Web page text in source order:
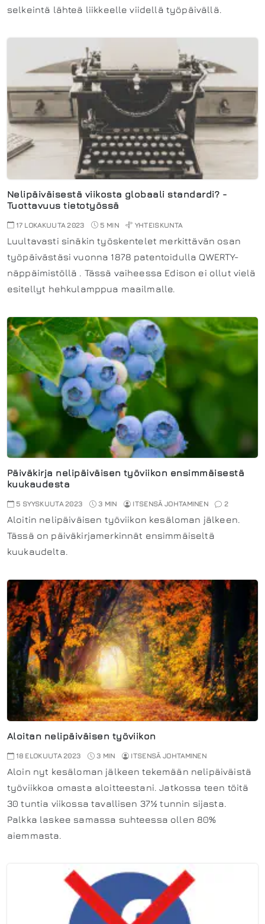
selkeintä lähteä liikkeelle viidellä työpäivällä.
Nelipäiväisestä viikosta globaali standardi? -
Tuottavuus tietotyössä
17 LOKAKUUTA 2023 5 MIN YHTEISKUNTA
Luultavasti sinäkin työskentelet merkittävän osan
työpäivästäsi vuonna 1878 patentoidulla QWERTY-
näppäimistöllä . Tässä vaiheessa Edison ei ollut vielä
esitellyt hehkulamppua maailmalle.
Päiväkirja nelipäiväisen työviikon ensimmäisestä
kuukaudesta
5 SYYSKUUTA 2023 3 MIN ITSENSÄ JOHTAMINEN 2
Aloitin nelipäiväisen työviikon kesäloman jälkeen.
Tässä on päiväkirjamerkinnät ensimmäiseltä
kuukaudelta.
Aloitan nelipäiväisen työviikon
18 ELOKUUTA 2023 3 MIN ITSENSÄ JOHTAMINEN
Aloin nyt kesäloman jälkeen tekemään nelipäiväistä
työviikkoa omasta aloitteestani. Jatkossa teen töitä
30 tuntia viikossa tavallisen 37½ tunnin sijasta.
Palkka laskee samassa suhteessa ollen 80%
aiemmasta.